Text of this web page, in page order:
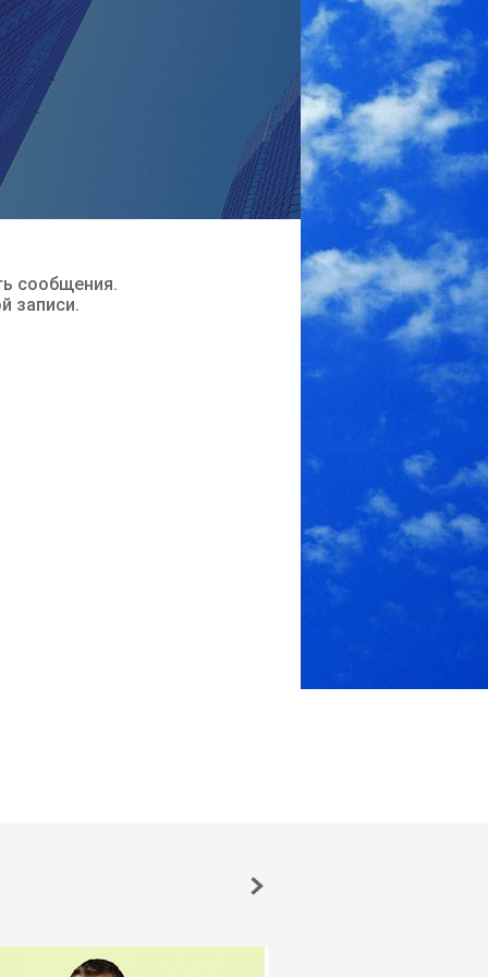
сообщения.
записи.